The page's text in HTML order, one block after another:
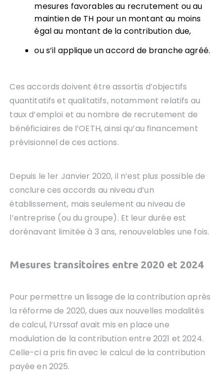
mesures favorables au recrutement ou au
maintien de TH pour un montant au moins
égal au montant de la contribution due,
ou s’il applique un accord de branche agréé.
Ces accords doivent être assortis d’objectifs
quantitatifs et qualitatifs, notamment relatifs au
taux d’emploi et au nombre de recrutement de
bénéficiaires de l’OETH, ainsi qu’au financement
prévisionnel de ces actions.
Depuis le 1er Janvier 2020, il n’est plus possible de
conclure ces accords au niveau d’un
établissement, mais seulement au niveau de
l’entreprise (ou du groupe). Et leur durée est
dorénavant limitée à 3 ans, renouvelables une fois.
Mesures transitoires entre 2020 et 2024
Pour permettre un lissage de la contribution après
la réforme de 2020, dues aux nouvelles modalités
de calcul, l’Urssaf avait mis en place une
modulation de la contribution entre 2021 et 2024.
Celle-ci a pris fin avec le calcul de la contribution
payée en 2025.